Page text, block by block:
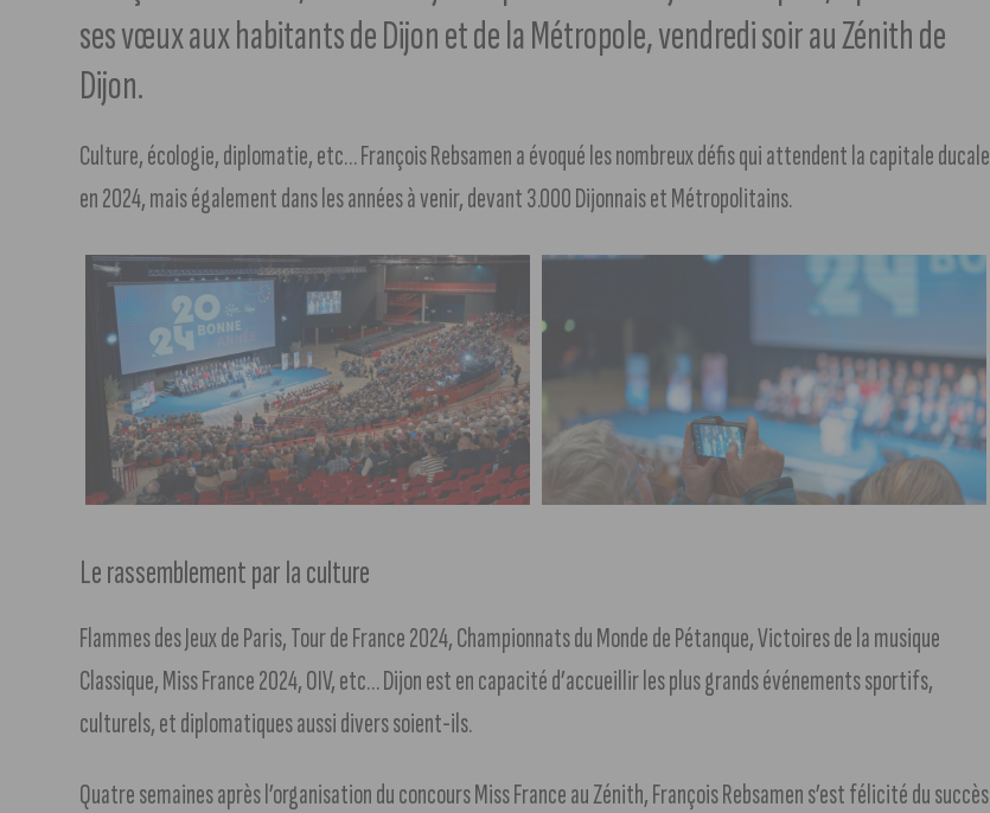
ses vœux aux habitants de Dijon et de la Métropole, vendredi soir au Zénith de
Dijon.
Culture, écologie, diplomatie, etc… François Rebsamen a évoqué les nombreux défis qui attendent la capitale ducale
en 2024, mais également dans les années à venir, devant 3.000 Dijonnais et Métropolitains.
Le rassemblement par la culture
Flammes des Jeux de Paris, Tour de France 2024, Championnats du Monde de Pétanque, Victoires de la musique
Classique, Miss France 2024, OIV, etc… Dijon est en capacité d’accueillir les plus grands événements sportifs,
culturels, et diplomatiques aussi divers soient-ils.
Quatre semaines après l’organisation du concours Miss France au Zénith, François Rebsamen s’est félicité du succès